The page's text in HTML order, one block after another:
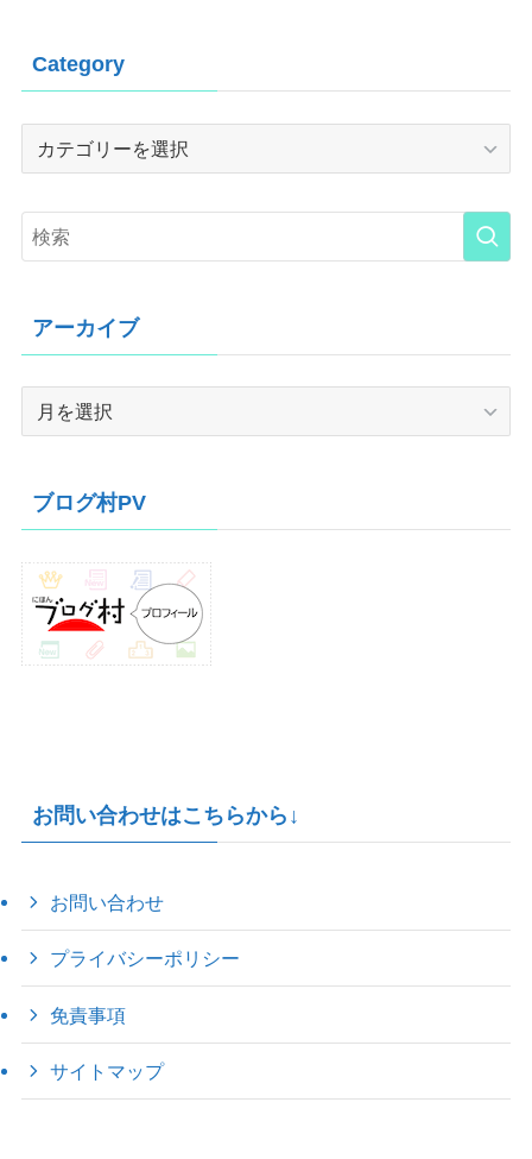
Category
Category
アーカイブ
ブ
ブログ村PV
お問い合わせはこちらから↓
お問い合わせ
プライバシーポリシー
免責事項
サイトマップ